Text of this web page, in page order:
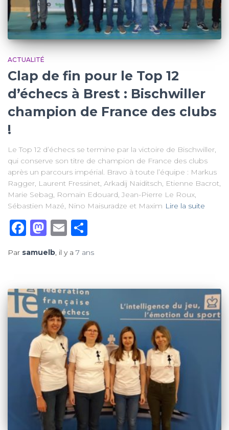
ACTUALITÉ
Clap de fin pour le Top 12
d’échecs à Brest : Bischwiller
champion de France des clubs
!
Le Top 12 d’échecs se termine par la victoire de Bischwiller,
qui conserve son titre de champion de France des clubs
après un parcours impérial. Bravo à toute l’équipe : Markus
Ragger, Laurent Fressinet, Arkadij Naiditsch, Etienne Bacrot,
Marie Sebag, Romain Edouard, Jean-Pierre Le Roux,
Sébastien Mazé, Nino Maisuradze et Maxim Lire la suite
Facebook
Mastodon
Email
Par samuelb, il y a 7 ans